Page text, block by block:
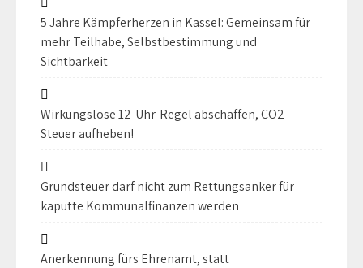
5 Jahre Kämpferherzen in Kassel: Gemeinsam für
mehr Teilhabe, Selbstbestimmung und
Sichtbarkeit
Wirkungslose 12-Uhr-Regel abschaffen, CO2-
Steuer aufheben!
Grundsteuer darf nicht zum Rettungsanker für
kaputte Kommunalfinanzen werden
Anerkennung fürs Ehrenamt, statt